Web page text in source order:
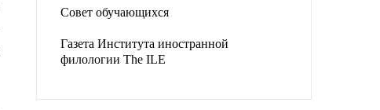
Совет обучающихся
Газета Института иностранной
филологии The ILE